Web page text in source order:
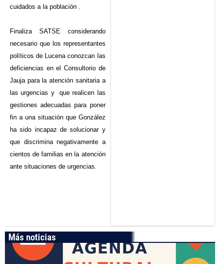
cuidados a la población .
Finaliza SATSE considerando
necesario que los representantes
políticos de Lucena conozcan las
deficiencias en el Consultorio de
Jauja para la atención sanitaria a
las urgencias y que realicen las
gestiones adecuadas para poner
fin a una situación que González
ha sido incapaz de solucionar y
que discrimina negativamente a
cientos de familias en la atención
ante situaciones de urgencias.
Más noticias